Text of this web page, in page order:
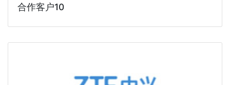
合作客户10